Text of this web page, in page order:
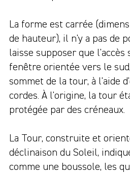
La forme est carrée
de hauteur), il n'y a pas de
laisse supposer que l'accès
fenêtre orientée vers le
sommet de la tour, à l'aide
cordes. À l'origine, la tour
protégée par des créneaux.
La Tour, construite et
déclinaison du Soleil,
comme une boussole, les